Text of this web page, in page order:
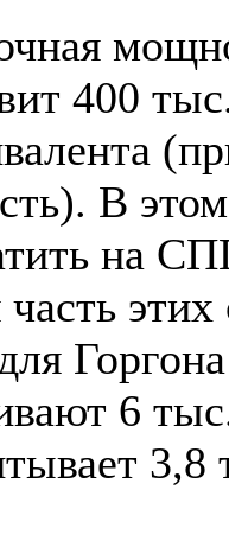
400
В этом
на
этих
6
3,8